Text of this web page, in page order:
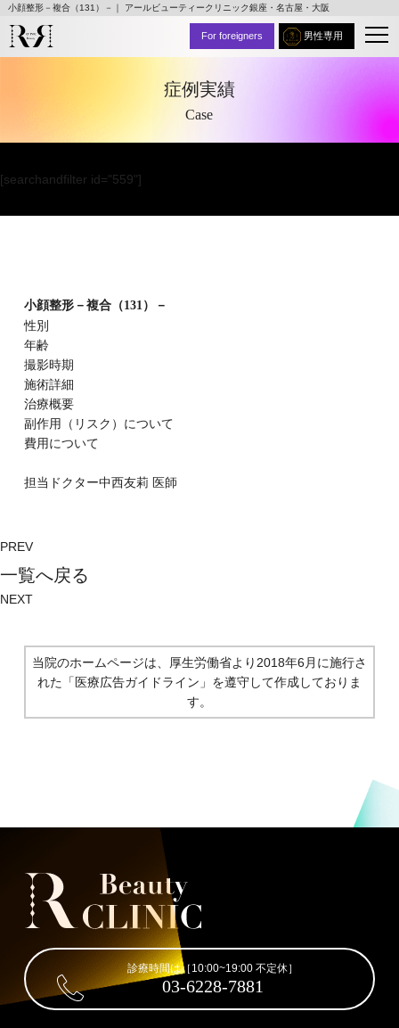
小顔整形－複合（131）－｜ アールビューティークリニック銀座・名古屋・大阪
男性専用
For foreigners
症例実績
Case
[searchandfilter id="559"]
小顔整形－複合（131）－
性別
年齢
撮影時期
施術詳細
治療概要
副作⽤（リスク）について
費⽤について
担当ドクター中西友莉 医師
PREV
⼀覧へ戻る
NEXT
当院のホームページは、厚生労働省より2018年6月に施行さ
れた 「医療広告ガイドライン」を遵守して作成しておりま
す。
診療時間は［10:00~19:00 不定休］
03-6228-7881